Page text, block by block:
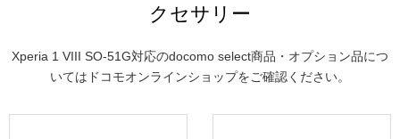
クセサリー
Xperia 1 VIII SO-51G対応のdocomo select商品・オプション品につ
いてはドコモオンラインショップをご確認ください。